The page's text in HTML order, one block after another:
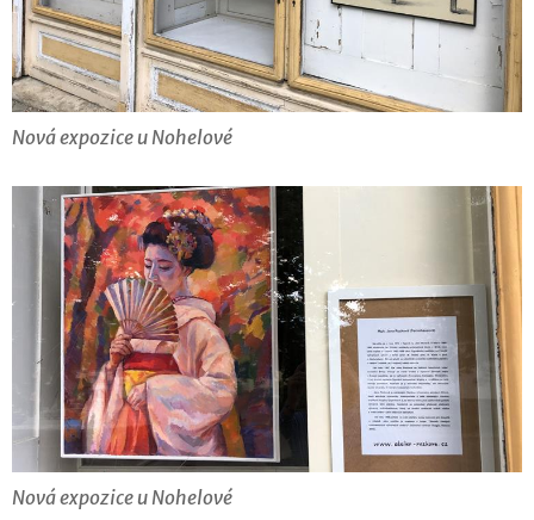
Nová expozice u Nohelové
Nová expozice u Nohelové